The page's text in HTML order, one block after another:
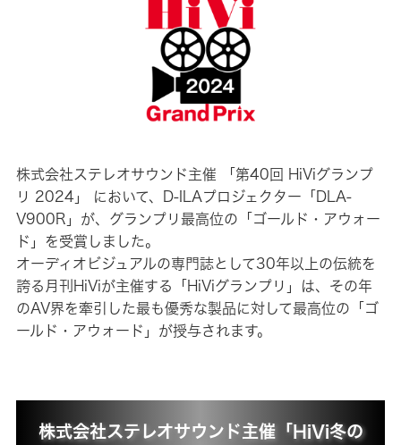
株式会社ステレオサウンド主催 「第40回 HiViグランプ
リ 2024」 において、D-ILAプロジェクター「DLA-
V900R」が、グランプリ最高位の「ゴールド・アウォー
ド」を受賞しました。
オーディオビジュアルの専門誌として30年以上の伝統を
誇る月刊HiViが主催する「HiViグランプリ」は、その年
のAV界を牽引した最も優秀な製品に対して最高位の「ゴ
ールド・アウォード」が授与されます。
株式会社ステレオサウンド主催「HiVi冬の